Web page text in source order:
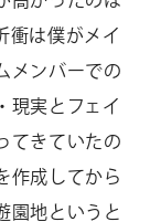
衝は僕がメイ
メンバーでの
現実とフェイ
てきていたの
作成してから
園地というと